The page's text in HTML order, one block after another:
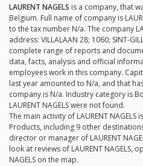
LAURENT NAGELS is a company, that
Belgium. Full name of company is
to the tax number N/a. The company
address: VILLALAAN 28; 1060; SINT-
complete range of reports and
data, facts, analysis and official
employees work in this company.
last year amounted to N/a, and that
company is N/a. Industry category is
LAURENT NAGELS were not found.
The main activity of LAURENT
Products, including 9 other
director or manager of LAURENT
look at reviews of LAURENT NAGELS,
NAGELS on the map.